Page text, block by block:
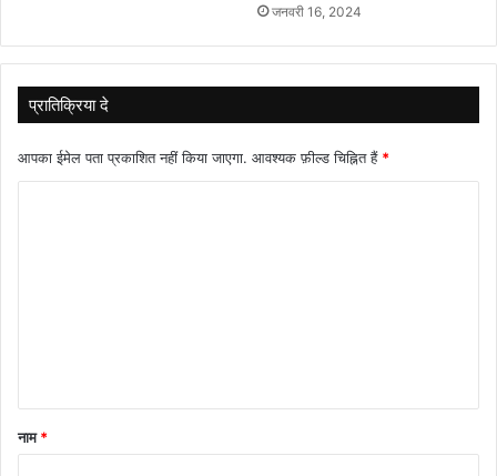
जनवरी 16, 2024
प्रातिक्रिया दे
आपका ईमेल पता प्रकाशित नहीं किया जाएगा. आवश्यक फ़ील्ड चिह्नित हैं *
नाम*